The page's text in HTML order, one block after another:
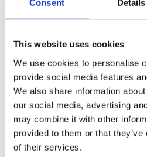
Consent Details
This website uses cookies
We use cookies to personalise
provide social media features
We also share information
our social media, advertising
may combine it with other
provided to them or that
of their services.
Implantée à Cascais, une région
sa proximité avec la mer, cette villa
offre non seulement de magnifiques
infrastructure complète et variée,
personnes qui apprécient l’équilibre
commodité.
Lire plus +
Cascaisazul - Mediação Imobiliária
Caractéristiques générales